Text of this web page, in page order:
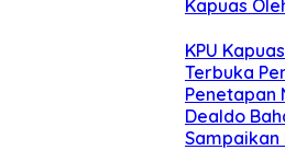
Kapuas
KPU
Terbuka
Penetapan
Dealdo
Sampaikan